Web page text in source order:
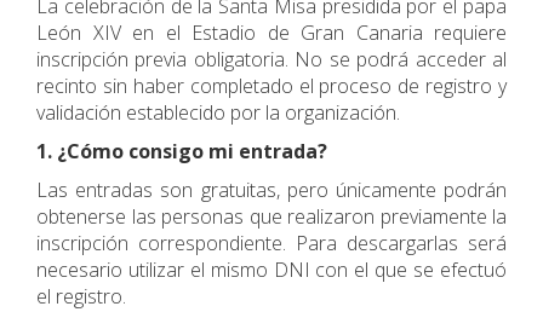
La celebración de la Santa Misa presidida por el papa
León XIV en el Estadio de Gran Canaria requiere
inscripción previa obligatoria. No se podrá acceder al
recinto sin haber completado el proceso de registro y
validación establecido por la organización.
1. ¿Cómo consigo mi entrada?
Las entradas son gratuitas, pero únicamente podrán
obtenerse las personas que realizaron previamente la
inscripción correspondiente. Para descargarlas será
necesario utilizar el mismo DNI con el que se efectuó
el registro.